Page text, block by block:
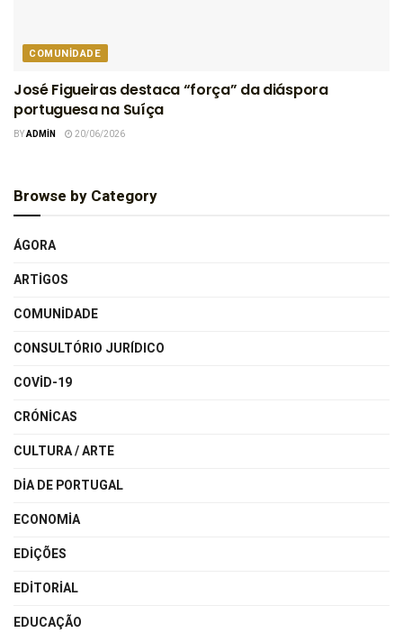
COMUNIDADE
José Figueiras destaca “força” da diáspora
portuguesa na Suíça
BYADMIN 20/06/2026
Browse by Category
ÁGORA
ARTIGOS
COMUNIDADE
CONSULTÓRIO JURÍDICO
COVID-19
CRÓNICAS
CULTURA / ARTE
DIA DE PORTUGAL
ECONOMIA
EDIÇÕES
EDITORIAL
EDUCAÇÃO